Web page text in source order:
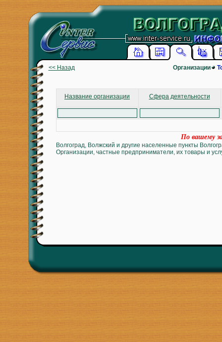
<< Назад Организации
Название организации Сфера деятельности
По вашему
Волгоград, Волжский и другие населенные пункты
Организации, частные предприниматели, их товары и